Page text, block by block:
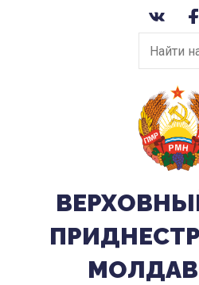
Найти
на
сайте: